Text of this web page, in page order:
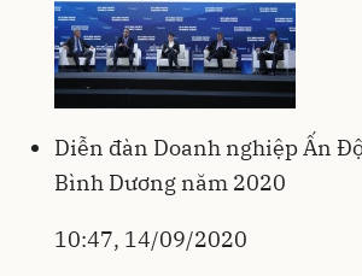
Diễn đàn Doanh nghiệp Ấn
Bình Dương năm 2020
10:47, 14/09/2020